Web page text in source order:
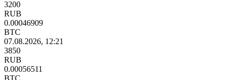
3200
RUB
0.00046909
BTC
07.08.2026, 12:21
3850
RUB
0.00056511
BTC